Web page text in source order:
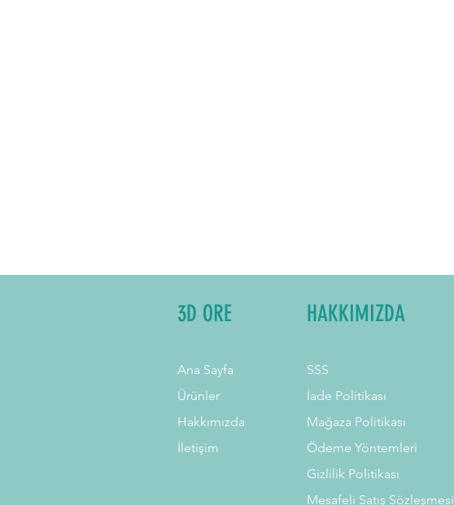
3D ORE HAKKIMIZDA
Ana Sayfa
Ürünler
Hakkımızda
İletişim
SSS
İade Politikası
Mağaza Politikası
Ödeme Yöntemleri
Gizlilik Politikası
Mesafeli Satış Sözleşmesi